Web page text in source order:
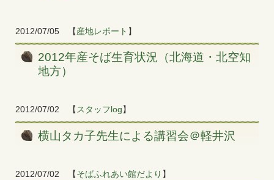
2012/07/05 【産地レポート 】
2012年産そば生育状況（北海道・北空知
地方）
2012/07/02 【スタッフlog】
横山タカ子先生による講習会＠軽井沢
2012/07/02 【そばふれあい館だより 】